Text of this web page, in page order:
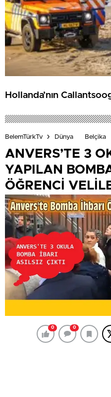
Hollanda’nın
BelemTürkTv Dünya Belçika
ANVERS’TE 3
YAPILAN
ÖĞRENCİ
0 0